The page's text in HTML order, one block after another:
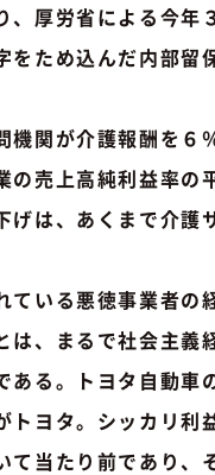
厚労省による今年
ため込んだ内部留
関が介護報酬を６
売上高純利益率の
は、あくまで介護
いる悪徳事業者の
、まるで社会主義
る。トヨタ自動車
ヨタ。シッカリ利
当たり前であり、